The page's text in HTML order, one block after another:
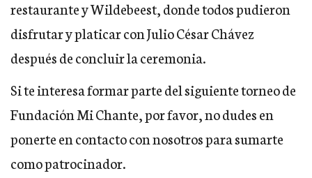
restaurante y Wildebeest, donde todos pudieron
disfrutar y platicar con Julio César Chávez
después de concluir la ceremonia.
Si te interesa formar parte del siguiente torneo de
Fundación Mi Chante, por favor, no dudes en
ponerte en contacto con nosotros para sumarte
como patrocinador.